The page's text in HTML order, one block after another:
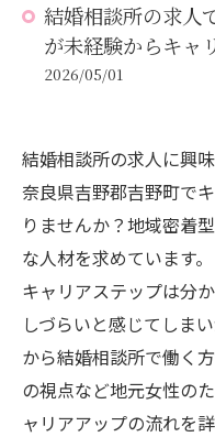
結婚相談所の求人
が未経験からキャ
2026/05/01
結婚相談所の求人に興
奈良県吉野郡吉野町で
りませんか？地域密着
な人材を求めています
キャリアステップは分
しづらいと感じてしま
から結婚相談所で働く
の視点など地元女性の
ャリアアップの流れを